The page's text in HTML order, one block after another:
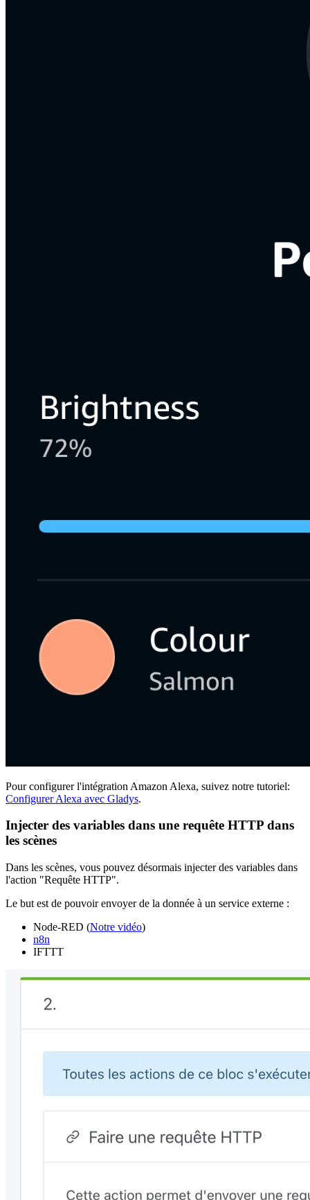
Pour configurer l'intégration Amazon Alexa, suivez notre tutoriel:
Configurer Alexa avec Gladys.
Injecter des variables dans une requête HTTP dans
les scènes
Dans les scènes, vous pouvez désormais injecter des variables dans
l'action "Requête HTTP".
Le but est de pouvoir envoyer de la donnée à un service externe :
Node-RED (Notre vidéo)
n8n
IFTTT